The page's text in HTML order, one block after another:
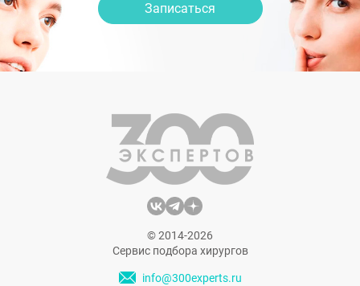
Записаться
© 2014-2026
Сервис подбора хирургов
info@300experts.ru